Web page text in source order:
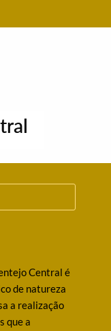
Central é
de natureza
a realização
que a